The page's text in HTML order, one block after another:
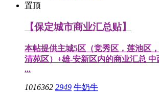
置顶
【保定城市商业汇总贴】
本帖提供主城5区（竞秀区，莲池区
清苑区）+雄-安新区内的商业汇总
...
1016362 2949 牛奶牛